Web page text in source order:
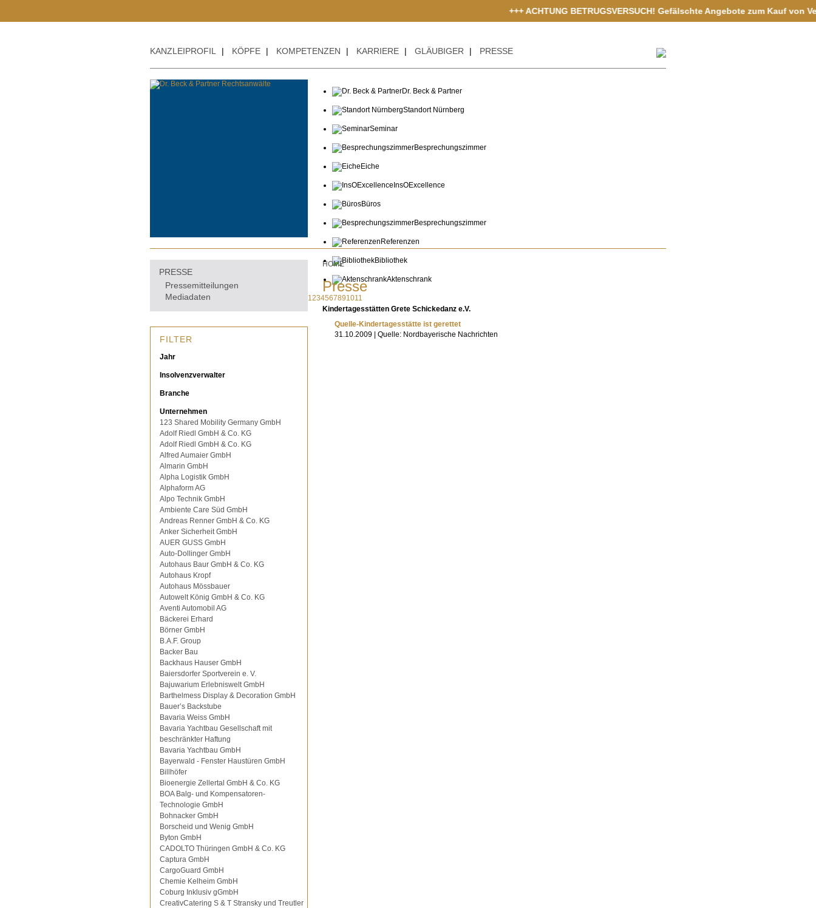
+++ ACHTUNG BETRUGSVERSUCH! Gefälschte Angebote zum Kauf von
KANZLEIPROFIL | KÖPFE | KOMPETENZEN | KARRIERE | GLÄUBIGER | PRESSE
Dr. Beck & Partner
Standort Nürnberg
Seminar
Besprechungszimmer
Eiche
InsOExcellence
Büros
Besprechungszimmer
Referenzen
Bibliothek
Aktenschrank
1234567891011
PRESSE
Pressemitteilungen
Mediadaten
FILTER
Jahr
Insolvenzverwalter
Branche
Unternehmen
123 Shared Mobility Germany GmbH
Adolf Riedl GmbH & Co. KG
Adolf Riedl GmbH & Co. KG
Alfred Aumaier GmbH
Almarin GmbH
Alpha Logistik GmbH
Alphaform AG
Alpo Technik GmbH
Ambiente Care Süd GmbH
Andreas Renner GmbH & Co. KG
Anker Sicherheit GmbH
AUER GUSS GmbH
Auto-Dollinger GmbH
Autohaus Baur GmbH & Co. KG
Autohaus Kropf
Autohaus Mössbauer
Autowelt König GmbH & Co. KG
Aventi Automobil AG
Bäckerei Erhard
Börner GmbH
B.A.F. Group
Backer Bau
Backhaus Hauser GmbH
Baiersdorfer Sportverein e. V.
Bajuwarium Erlebniswelt GmbH
Barthelmess Display & Decoration GmbH
Bauer’s Backstube
Bavaria Weiss GmbH
Bavaria Yachtbau Gesellschaft mit
beschränkter Haftung
Bavaria Yachtbau GmbH
Bayerwald - Fenster Haustüren GmbH
Billhöfer
Bioenergie Zellertal GmbH & Co. KG
BOA Balg- und Kompensatoren-
Technologie GmbH
Bohnacker GmbH
Borscheid und Wenig GmbH
Byton GmbH
CADOLTO Thüringen GmbH & Co. KG
Captura GmbH
CargoGuard GmbH
Chemie Kelheim GmbH
Coburg Inklusiv gGmbH
CreativCatering S & T Stransky und Treutler
HOME
Presse
Kindertagesstätten Grete Schickedanz e.V.
Quelle-Kindertagesstätte ist gerettet
31.10.2009 | Quelle: Nordbayerische Nachrichten